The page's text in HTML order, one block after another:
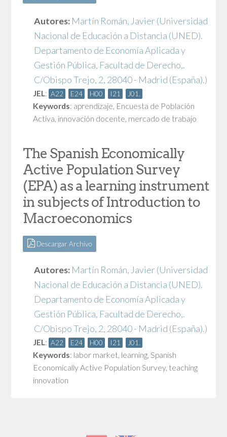
Autores: Martín Román, Javier (Universidad
Nacional de Educación a Distancia (UNED).
Departamento de Economía Aplicada y
Gestión Pública, Facultad de Derecho,.
C/Obispo Trejo, 2, 28040 - Madrid (España).)
JEL: A22 E24 H00 I21 J01.
Keywords: aprendizaje, Encuesta de Población
Activa, innovación docente, mercado de trabajo
The Spanish Economically
Active Population Survey
(EPA) as a learning instrument
in subjects of Introduction to
Macroeconomics
Descargar Archivo
Autores: Martín Román, Javier (Universidad
Nacional de Educación a Distancia (UNED).
Departamento de Economía Aplicada y
Gestión Pública, Facultad de Derecho,.
C/Obispo Trejo, 2, 28040 - Madrid (España).)
JEL: A22 E24 H00 I21 J01.
Keywords: labor market, learning, Spanish
Economically Active Population Survey, teaching
innovation